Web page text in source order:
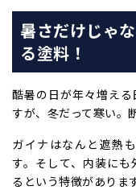
暑さだけじゃ
る塗料！
酷暑の日が年々増え
すが、冬だって寒い。
ガイナはなんと遮熱
す。そして、内装に
るという特徴があります